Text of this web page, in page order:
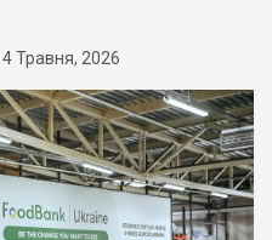
Травня, 2026